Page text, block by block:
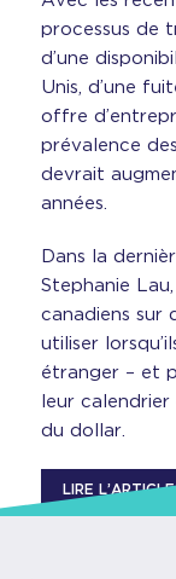
processus de
d’une
Unis, d’une
offre
prévalence
devrait
années.
Dans la
Stephanie
canadiens sur
utiliser
étranger – et
leur
du dollar.
LIRE